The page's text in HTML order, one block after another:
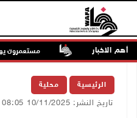
أهم الاخبار
الملاحة مستعمرون
الرئيسية محلية
تاريخ النشر: 10/11/2025 08:05 ص